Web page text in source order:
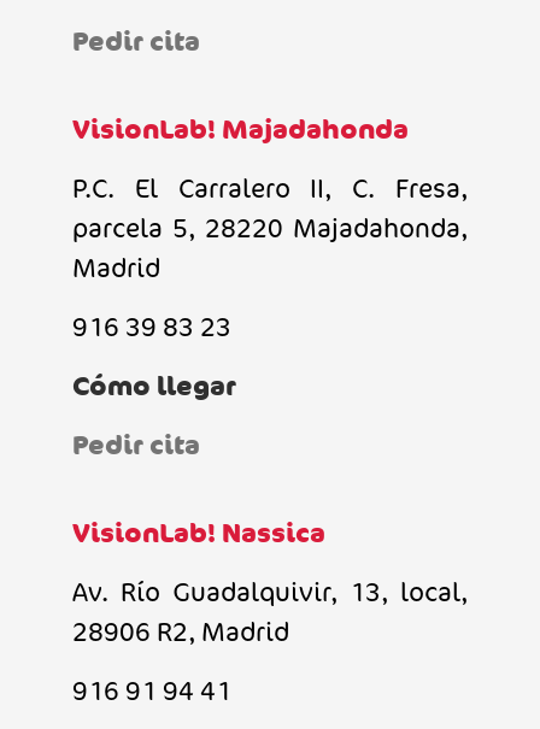
Pedir cita
VisionLab! Majadahonda
P.C. El Carralero II, C. Fresa,
parcela 5, 28220 Majadahonda,
Madrid
916 39 83 23
Cómo llegar
Pedir cita
VisionLab! Nassica
Av. Río Guadalquivir, 13, local,
28906 R2, Madrid
916 91 94 41